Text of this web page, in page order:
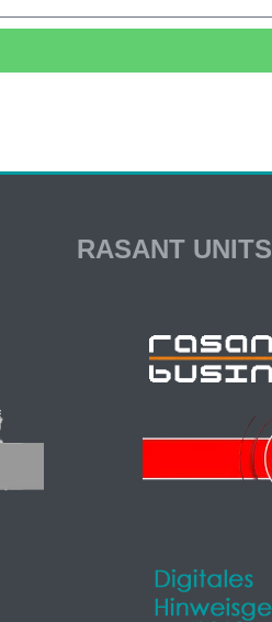
RASANT UNITS